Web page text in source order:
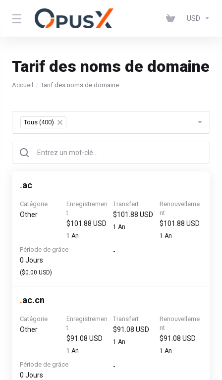
USD
Tarif des noms de domaine
Accueil Tarif des noms de domaine
Tous (400) ×
.ac
Catégorie
Other
Enregistremen
t
$101.88 USD
1 An
Transfert
$101.88 USD
1 An
Renouvelleme
nt
$101.88 USD
1 An
Période de grâce
0 Jours
($0.00 USD)
-
.ac.cn
Catégorie
Other
Enregistremen
t
$91.08 USD
1 An
Transfert
$91.08 USD
1 An
Renouvelleme
nt
$91.08 USD
1 An
Période de grâce
0 Jours
-